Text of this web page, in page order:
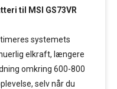
til MSI GS73VR
systemets
elkraft, længere
omkring 600-800
selv når du